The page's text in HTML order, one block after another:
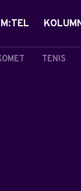
TENIS
M:TEL